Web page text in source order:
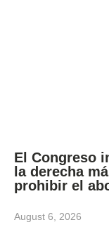
El Congreso
la derecha
prohibir el
August 6, 2026